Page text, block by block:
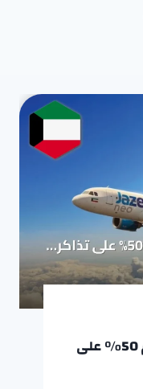
طيران الجزيرة يعلن عن خصم 50% على